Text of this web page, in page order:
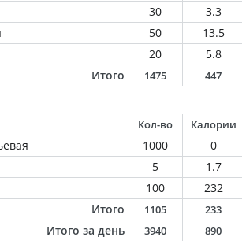
30 3.3
50 13.5
20 5.8
Итого
1475 447
Кол-во Калории
1000 0
5 1.7
100 232
Итого
1105 233
Итого за день 3940 890